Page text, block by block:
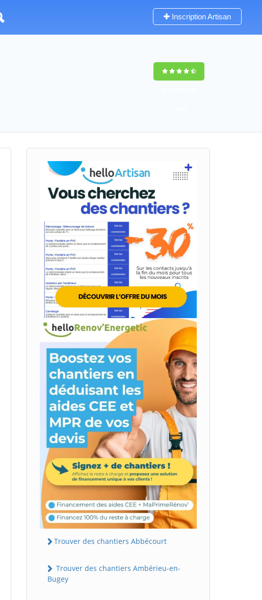
Inscription Artisan
Trouver des chantiers Abbécourt
Trouver des chantiers Ambérieu-en-
Bugey